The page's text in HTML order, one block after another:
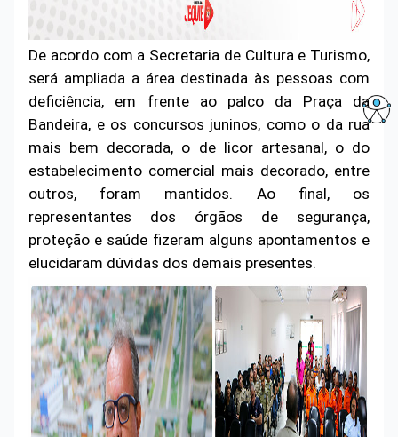
De acordo com a Secretaria de Cultura e Turismo,
será ampliada a área destinada às pessoas com
deficiência, em frente ao palco da Praça da
Bandeira, e os concursos juninos, como o da rua
mais bem decorada, o de licor artesanal, o do
estabelecimento comercial mais decorado, entre
outros, foram mantidos. Ao final, os
representantes dos órgãos de segurança,
proteção e saúde fizeram alguns apontamentos e
elucidaram dúvidas dos demais presentes.